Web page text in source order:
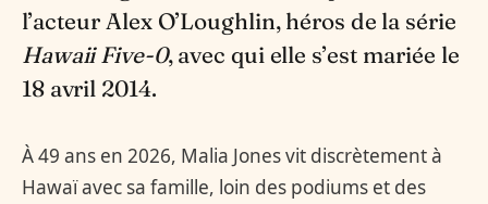
l’acteur Alex O’Loughlin, héros de la série
Hawaii Five-0, avec qui elle s’est mariée le
18 avril 2014.
À 49 ans en 2026, Malia Jones vit discrètement à
Hawaï avec sa famille, loin des podiums et des